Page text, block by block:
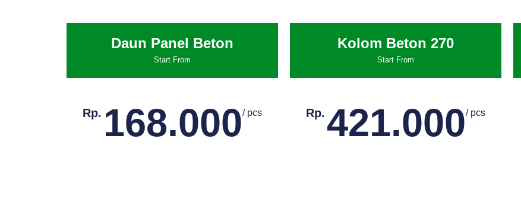
Daun Panel Beton
Start From
Rp. 168.000/ pcs
Kolom Beton 270
Start From
Rp. 421.000/ pcs